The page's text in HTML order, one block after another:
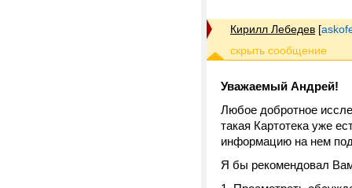
Кирилл Лебедев [
Уважаемый Андрей!
Любое добротное
такая Картотека уже
информацию на нем
Я бы рекомендовал